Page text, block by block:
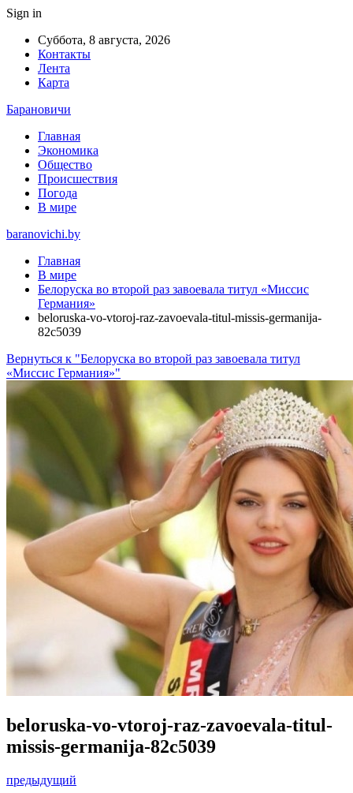
Sign in
Суббота, 8 августа, 2026
Контакты
Лента
Карта
Барановичи
Главная
Экономика
Общество
Происшествия
Погода
В мире
baranovichi.by
Главная
В мире
Белоруска во второй раз завоевала титул «Миссис
Германия»
beloruska-vo-vtoroj-raz-zavoevala-titul-missis-germanija-
82c5039
Вернуться к "Белоруска во второй раз завоевала титул
«Миссис Германия»"
beloruska-vo-vtoroj-raz-zavoevala-titul-
missis-germanija-82c5039
предыдущий